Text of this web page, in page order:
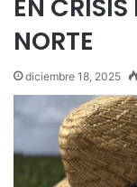
EN
NORTE
diciembre 18, 2025